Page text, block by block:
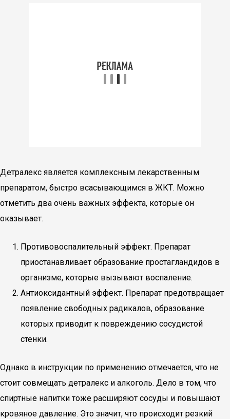
Детралекс является комплексным лекарственным
препаратом, быстро всасывающимся в ЖКТ. Можно
отметить два очень важных эффекта, которые он
оказывает.
Противовоспалительный эффект. Препарат
приостанавливает образование простагландидов в
организме, которые вызывают воспаление.
Антиоксидантный эффект. Препарат предотвращает
появление свободных радикалов, образование
которых приводит к повреждению сосудистой
стенки.
Однако в инструкции по применению отмечается, что не
стоит совмещать детралекс и алкоголь. Дело в том, что
спиртные напитки тоже расширяют сосуды и повышают
кровяное давление. Это значит, что происходит резкий